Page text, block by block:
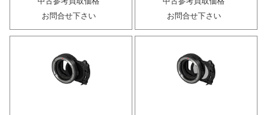
お問合せ下さい
お問合せ下さい